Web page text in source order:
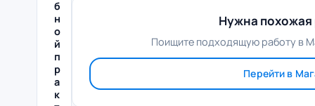
б
н
о
й
п
р
а
к
Нужна похожая
Поищите подходящую работу в
Перейти в